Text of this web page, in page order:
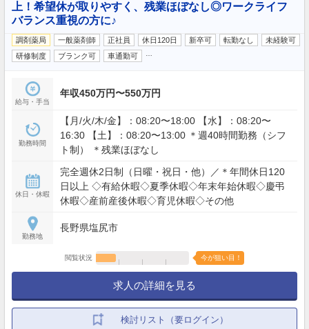
上！希望休が取りやすく、残業ほぼなし◎ワークライフ
バランス重視の方に♪
調剤薬局 一般薬剤師 正社員 休日120日 新卒可 転勤なし
未経験可
研修制度
ブランク可 車通勤可
給与・手当
年収450万円〜550万円
勤務時間
【月/火/木/金】：08:20〜18:00 【水】：08:20〜
16:30 【土】：08:20〜13:00 ＊週40時間勤務（シフ
ト制） ＊残業ほぼなし
休日・休暇
完全週休2日制（日曜・祝日・他）／＊年間休日120
日以上 ◇有給休暇◇夏季休暇◇年末年始休暇◇慶弔
休暇◇産前産後休暇◇育児休暇◇その他
勤務地
長野県塩尻市
閲覧状況 今が狙い目！
求人の詳細を見る
検討リスト（要ログイン）